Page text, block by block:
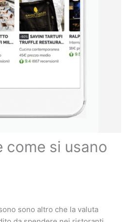
come si usano
sono altro che la valuta